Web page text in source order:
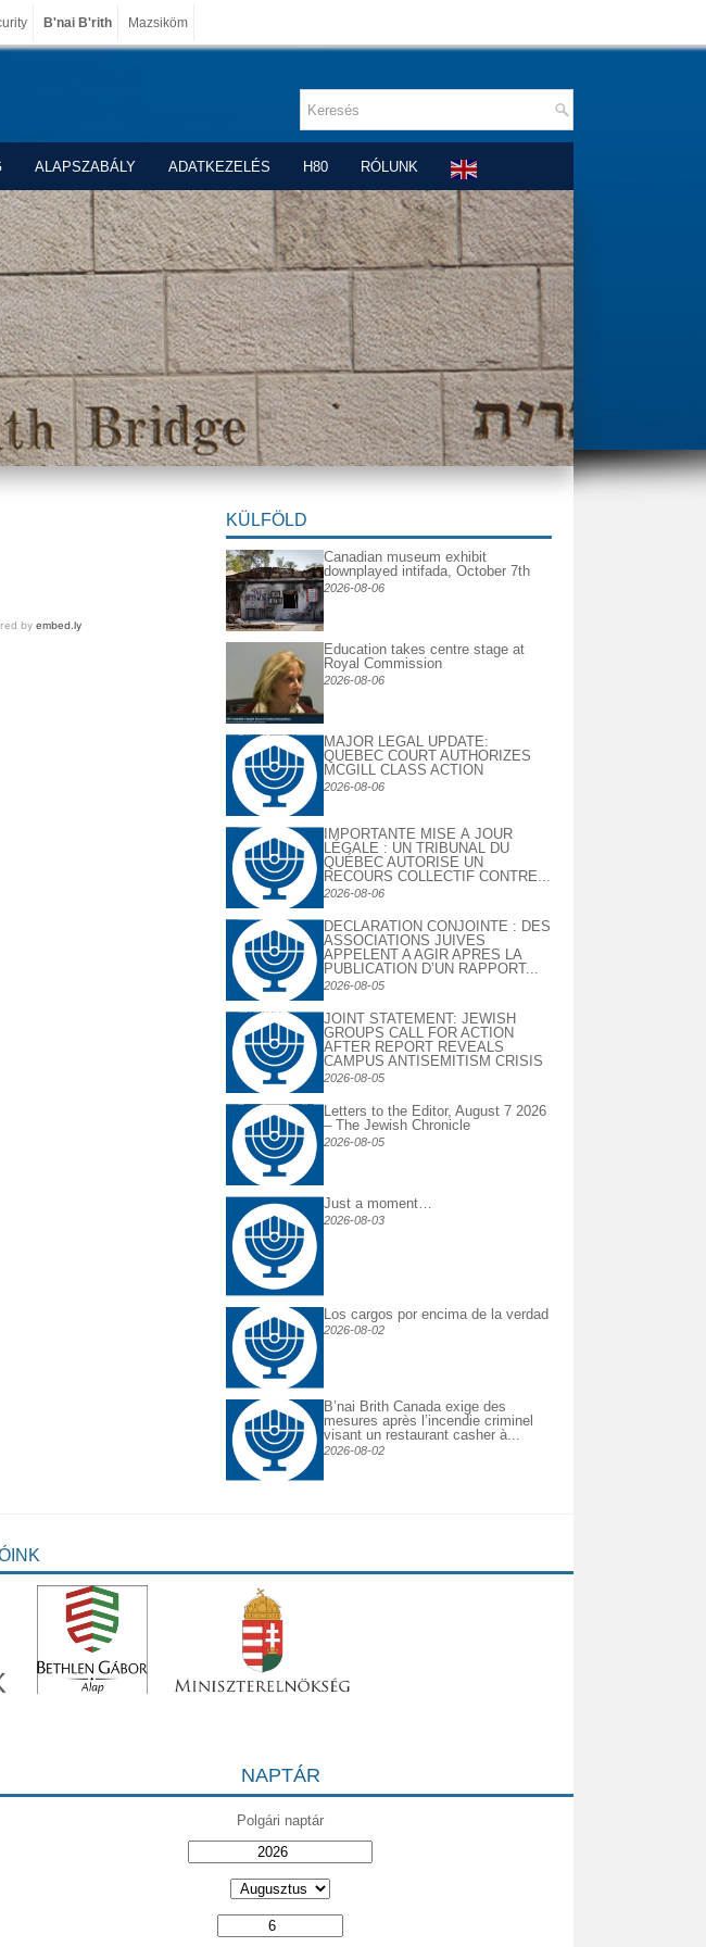
B'nai B'rith Mazsiköm
ALAPSZABÁLY ADATKEZELÉS H80 RÓLUNK
KÜLFÖLD
Canadian museum exhibit
downplayed intifada, October 7th
2026-08-06
Education takes centre stage at
Royal Commission
2026-08-06
MAJOR LEGAL UPDATE:
QUEBEC COURT AUTHORIZES
MCGILL CLASS ACTION
2026-08-06
IMPORTANTE MISE À JOUR
LÉGALE : UN TRIBUNAL DU
QUÉBEC AUTORISE UN
RECOURS COLLECTIF CONTRE...
2026-08-06
DECLARATION CONJOINTE : DES
ASSOCIATIONS JUIVES
APPELENT A AGIR APRES LA
PUBLICATION D’UN RAPPORT...
2026-08-05
JOINT STATEMENT: JEWISH
GROUPS CALL FOR ACTION
AFTER REPORT REVEALS
CAMPUS ANTISEMITISM CRISIS
2026-08-05
Letters to the Editor, August 7 2026
– The Jewish Chronicle
2026-08-05
Just a moment…
2026-08-03
Los cargos por encima de la verdad
2026-08-02
B’nai Brith Canada exige des
mesures après l’incendie criminel
visant un restaurant casher à...
2026-08-02
NAPTÁR
Polgári naptár